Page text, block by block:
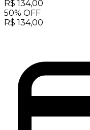
R$ 134,00
50% OFF
R$ 134,00